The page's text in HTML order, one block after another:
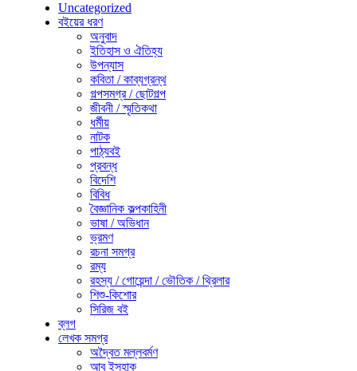
Uncategorized
বইয়ের ধরণ
অনুবাদ
ইতিহাস ও ঐতিহ্য
উপন্যাস
কবিতা / কাব্যগ্রন্থ
গল্পসমগ্র / ছোটগল্প
জীবনী / স্মৃতিকথা
ধর্মীয়
নাটক
পাঠ্যবই
প্রবন্ধ
বিদেশি
বিবিধ
বৈজ্ঞানিক কল্পকাহিনী
ভাষা / অভিধান
ভ্রমণ
রচনা সমগ্র
রম্য
রহস্য / গোয়েন্দা / ভৌতিক / থ্রিলার
শিশু-কিশোর
সিরিজ বই
ব্লগ
লেখক সমগ্র
অদ্বৈত মল্লবর্মণ
আবু ইসহাক